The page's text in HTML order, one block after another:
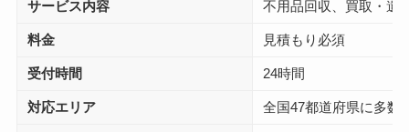
サービス内容 不用品回収、買取・遺
料金 見積もり必須
受付時間 24時間
対応エリア 全国47都道府県に多数